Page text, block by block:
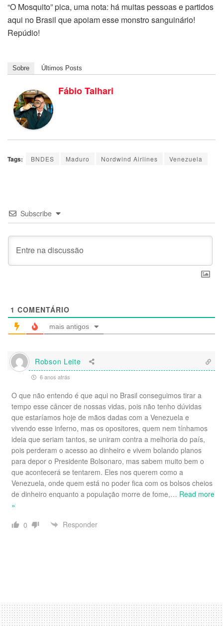
“O Mosquito” pica, uma nota: há muitas pessoas e partidos
aqui no Brasil que apoiam esse monstro sanguinário!
Repúdio!
Sobre Últimos Posts
Fábio Talhari
Tags: BNDES Maduro Nordwind Airlines Venezuela
Subscribe
1 COMENTÁRIO
mais antigos
Robson Leite
6 anos atrás
O que não entendo é que aqui no Brasil conseguimos tirar a
tempo esse câncer de nossas vidas, pois não tenho dúvidas
que estaríamos hoje de mãos dadas com a Venezuela e
vivendo esse inferno, mas os opositores, quem nem tínhamos
ideia que seriam tantos, se uniram contra a melhoria do país,
pois perderam o acesso ao dinheiro e vivem bolando planos
para depor o Presidente Bolsonaro, mas sabem muito bem o
que acontecerá se tentarem. Eles nos querem como a
Venezuela, onde quem está no poder fica com os bolsos cheios
de dinheiro enquanto a população morre de fome,… Read more
»
0
Responder